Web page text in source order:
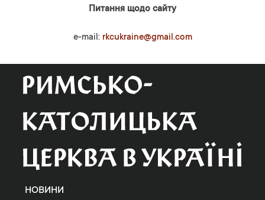
Питання щодо сайту
e-mail: rkcukraine@gmail.com
НОВИНИ